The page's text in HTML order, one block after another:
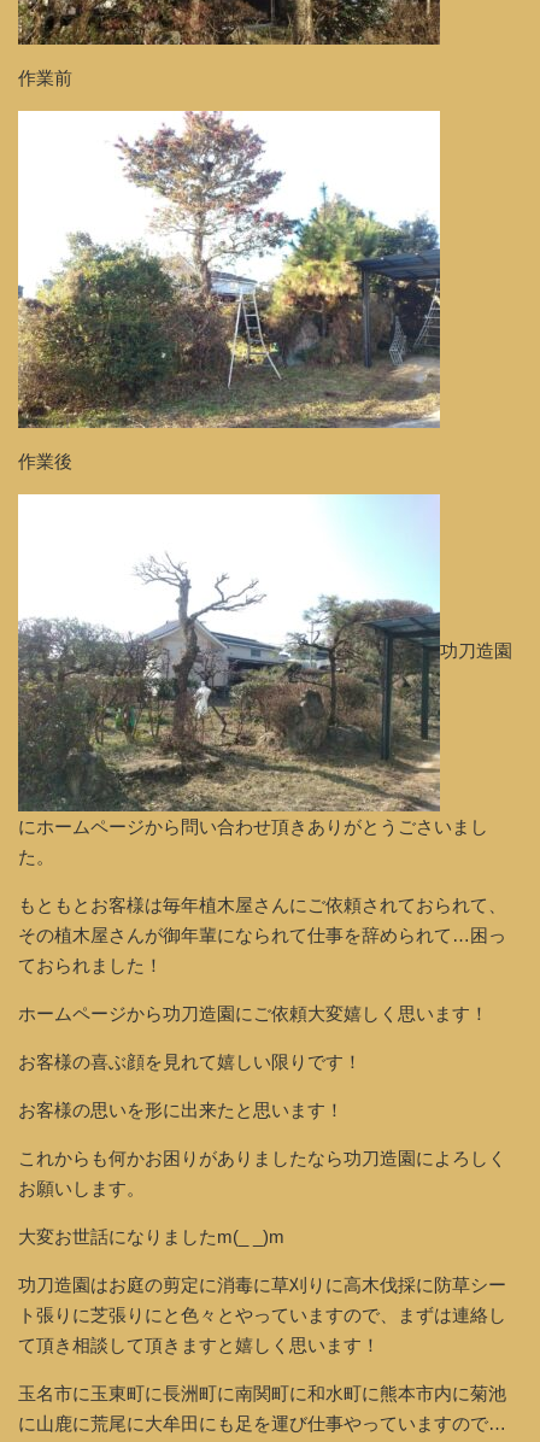
作業前
作業後
功刀造園
にホームページから問い合わせ頂きありがとうごさいまし
た。
もともとお客様は毎年植木屋さんにご依頼されておられて、
その植木屋さんが御年輩になられて仕事を辞められて…困っ
ておられました！
ホームページから功刀造園にご依頼大変嬉しく思います！
お客様の喜ぶ顔を見れて嬉しい限りです！
お客様の思いを形に出来たと思います！
これからも何かお困りがありましたなら功刀造園によろしく
お願いします。
大変お世話になりましたm(_ _)m
功刀造園はお庭の剪定に消毒に草刈りに高木伐採に防草シー
ト張りに芝張りにと色々とやっていますので、まずは連絡し
て頂き相談して頂きますと嬉しく思います！
玉名市に玉東町に長洲町に南関町に和水町に熊本市内に菊池
に山鹿に荒尾に大牟田にも足を運び仕事やっていますので…